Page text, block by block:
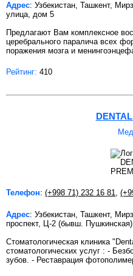
Адрес: Узбекистан, Ташкент,
улица, дом 5
Предлагают Вам комплексное
церебрального паралича всех
поражения мозга и
Рейтинг: 410
Телефон: (+998 71) 232 16 81,
Адрес: Узбекистан, Ташкент,
проспект, Ц-2 (бывш.
Стоматологическая клиника
стоматологических услуг : -
зубов. - Реставрация